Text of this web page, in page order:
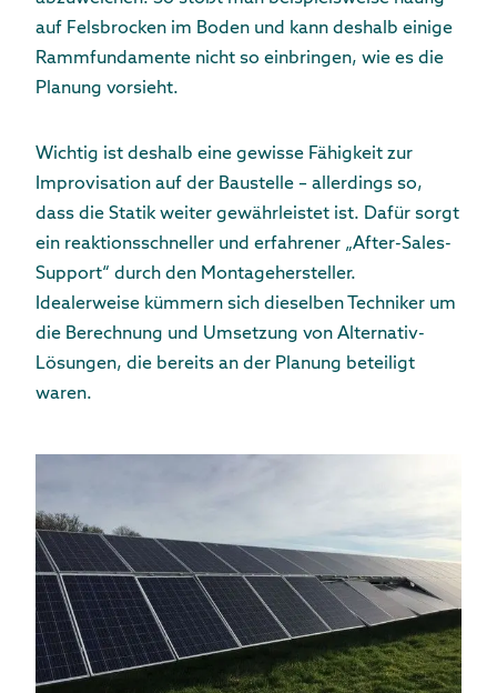
auf Felsbrocken im Boden und kann deshalb einige
Rammfundamente nicht so einbringen, wie es die
Planung vorsieht.
Wichtig ist deshalb eine gewisse Fähigkeit zur
Improvisation auf der Baustelle – allerdings so,
dass die Statik weiter gewährleistet ist. Dafür sorgt
ein reaktionsschneller und erfahrener „After-Sales-
Support“ durch den Montagehersteller.
Idealerweise kümmern sich dieselben Techniker um
die Berechnung und Umsetzung von Alternativ-
Lösungen, die bereits an der Planung beteiligt
waren.